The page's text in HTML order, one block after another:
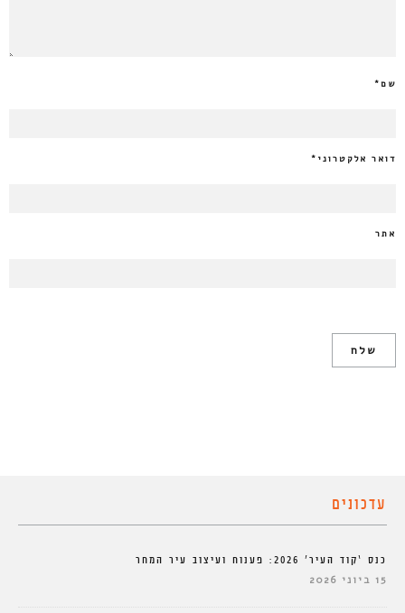
שם*
דואר אלקטרוני *
אתר
עדכונים
כנס ‘קוד העיר’ 2026: פענוח ועיצוב עיר המחר
15 ביוני 2026